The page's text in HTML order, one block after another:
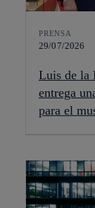
PRENSA
29/07/2026
Luis de la
entrega
para el